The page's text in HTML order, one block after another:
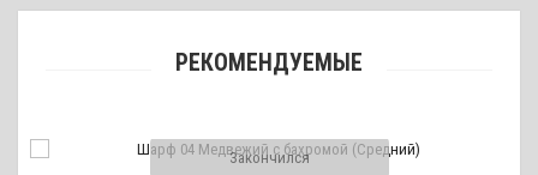
РЕКОМЕНДУЕМЫЕ
Закончился